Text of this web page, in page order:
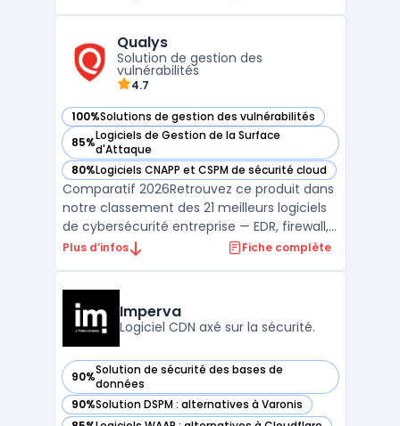
entreprises de contrôler et de sécuriser
l'accès à leurs données et ...
Qualys
Solution de gestion des
vulnérabilités
4.7
100%Solutions de gestion des vulnérabilités
— voir Qualys dans cette catégorie
85%Logiciels de Gestion de la Surface
d'Attaque
— voir Qualys dans cette catégorie
80%Logiciels CNAPP et CSPM de sécurité cloud
— voir Qualys dans cette catégorie
Comparatif 2026Retrouvez ce produit dans
notre classement des 21 meilleurs logiciels
de cybersécurité entreprise — EDR, firewall,
SIEM, XDR. ...
Plus d’infos Fiche complète
Imperva
Logiciel CDN axé sur la sécurité.
90%Solution de sécurité des bases de
données
— voir Imperva dans cette catégorie
90%Solution DSPM : alternatives à Varonis
— voir Imperva dans cette catégorie